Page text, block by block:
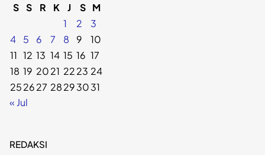
S S R K J S M
1
2
3
4
5 6 7 8 9
10
11 12 13 14 15 16 17
18 19 2021 2223 24
252627 28293031
« Jul
REDAKSI